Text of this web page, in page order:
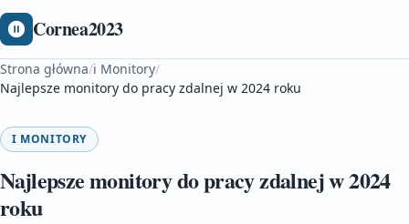
Cornea2023
Strona główna/i Monitory/
Najlepsze monitory do pracy zdalnej w 2024 roku
I MONITORY
Najlepsze monitory do pracy zdalnej w 2024
roku